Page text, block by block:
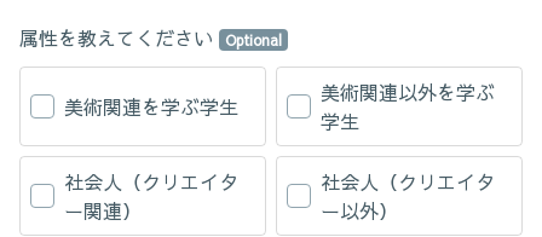
Article 3 (Steering Committee Chairperson)
(1) The Steering Committee Chairperson shall be selected by the
Company pursuant to the terms set out by the Company.
(2) The term of office for the Steering Committee Chairperson will
not be provided.
Article 4 (Subcommittee/Working Group)
The Company may establish a subcommittee and/or a working
属性を教えてください
Optional
美術関連を学ぶ学生
美術関連以外を学ぶ
学生
社会人（クリエイタ
ー関連）
社会人（クリエイタ
ー以外）